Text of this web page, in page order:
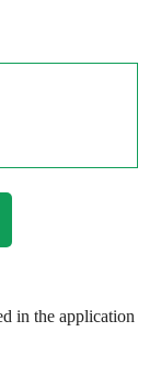
in the application